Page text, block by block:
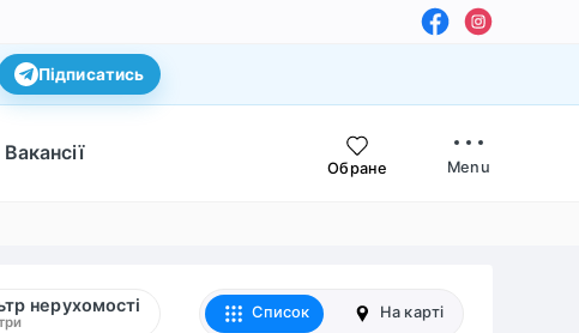
Підписатись
Вакансії
Обране Menu
нерухомості Список На карті